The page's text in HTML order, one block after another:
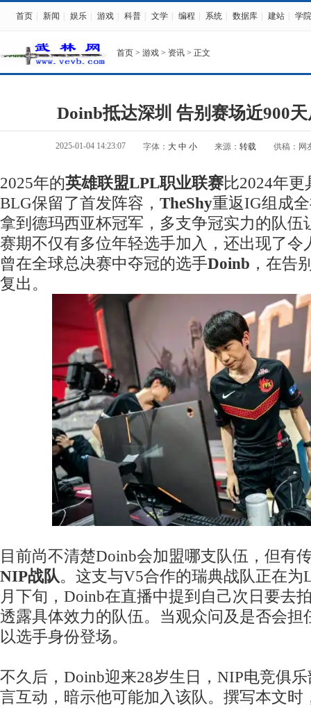
首页 新闻 娱乐 游戏 科普 文学 编程 系统 数据库 建站 学院
首页 > 游戏 > 资讯 > 正文
Doinb抵达深圳 告别赛场近900
2025-01-04 14:23:07 字体： 大 中 小 来源： 转载 供稿：网
2025年的英雄联盟LPL职业联赛比2024年
BLG保留了首发阵容， TheShy重返IG组成
拿到德玛西亚杯冠军，多支争冠实力的队伍
赛期不仅有多位年轻选手加入，还出现了令
曾在全球总决赛中夺冠的选手Doinb ，在告
复出。
目前尚不清楚Doinb会加盟哪支队伍，但有
NIP战队。这支与V5合作的瑞典战队正在为
月下旬，Doinb在直播中提到自己次日要去
透露具体效力的队伍。当观众问及是否会担
以选手身份登场。
不久后，Doinb迎来28岁生日，NIP电竞俱
言互动，暗示他可能加入该队。撰写本文时